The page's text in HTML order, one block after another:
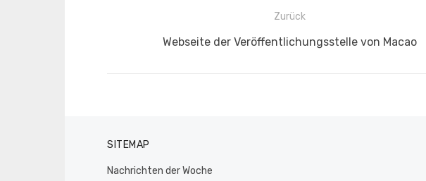
BeitragsnavigationZurück
Vorheriger
Webseite der Veröffentlichungsstelle von Macao
SITEMAP
Nachrichten der Woche